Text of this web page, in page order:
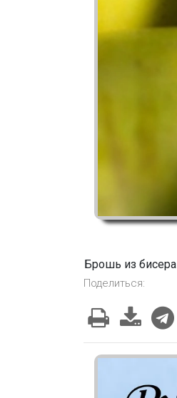
Брошь из бисера
Поделиться: